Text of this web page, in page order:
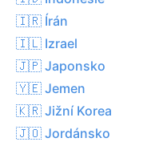
🇮🇷 Írán
🇮🇱 Izrael
🇯🇵 Japonsko
🇾🇪 Jemen
🇰🇷 Jižní Korea
🇯🇴 Jordánsko